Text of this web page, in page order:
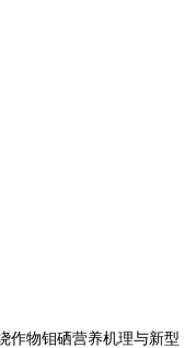
作物钼硒营养机理与新型